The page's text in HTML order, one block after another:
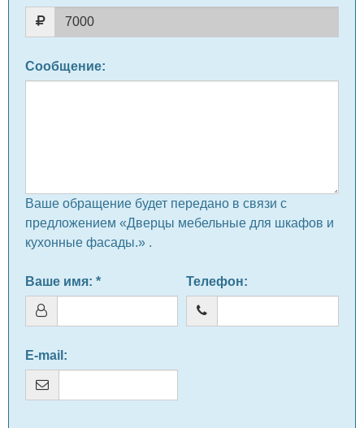
Сообщение:
Ваше обращение будет передано в связи с
предложением «Дверцы мебельные для шкафов и
кухонные фасады.» .
Ваше имя: * Телефон:
E-mail :